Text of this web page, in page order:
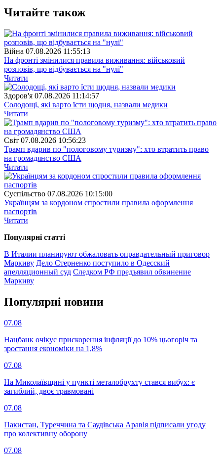
Читайте також
Війна 07.08.2026 11:55:13
На фронті змінилися правила виживання: військовий
розповів, що відбувається на "нулі"
Читати
Здоров'я 07.08.2026 11:14:57
Солодощі, які варто їсти щодня, назвали медики
Читати
Свiт 07.08.2026 10:56:23
Трамп вдарив по "пологовому туризму": хто втратить право
на громадянство США
Читати
Суспiльство 07.08.2026 10:15:00
Українцям за кордоном спростили правила оформлення
паспортів
Читати
Популярнi статтi
В Италии планируют обжаловать оправдательный приговор
Маркиву Дело Стерненко поступило в Одесский
апелляционный суд Следком РФ предъявил обвинение
Маркиву
Популярнi новини
07.08
Нацбанк очікує прискорення інфляції до 10% цьогоріч та
зростання економіки на 1,8%
07.08
На Миколаївщині у пункті металобрухту стався вибух: є
загиблий, двоє травмовані
07.08
Пакистан, Туреччина та Саудівська Аравія підписали угоду
про колективну оборону
07.08